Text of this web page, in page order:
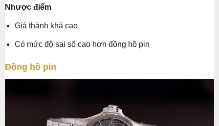
Nhược điểm
Giá thành khá cao
Có mức độ sai số cao hơn đồng hồ pin
Đồng hồ pin